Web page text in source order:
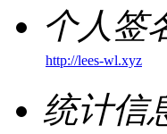
个人签
http://lees-wl.xyz
统计信